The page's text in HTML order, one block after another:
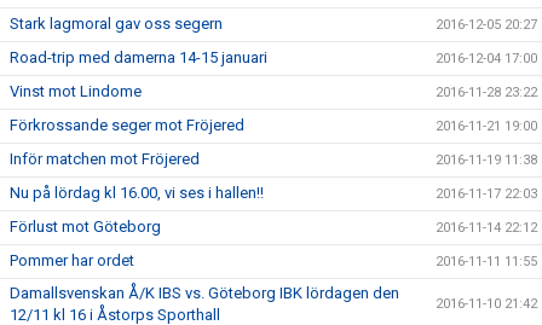
Stark lagmoral gav oss segern 2016-12-05 20:27
Road-trip med damerna 14-15 januari 2016-12-04 17:00
Vinst mot Lindome 2016-11-28 23:22
Förkrossande seger mot Fröjered 2016-11-21 19:00
Inför matchen mot Fröjered 2016-11-19 11:38
Nu på lördag kl 16.00, vi ses i hallen!! 2016-11-17 22:03
Förlust mot Göteborg 2016-11-14 22:12
Pommer har ordet 2016-11-11 11:55
Damallsvenskan Å/K IBS vs. Göteborg IBK lördagen den
12/11 kl 16 i Åstorps Sporthall
2016-11-10 21:42